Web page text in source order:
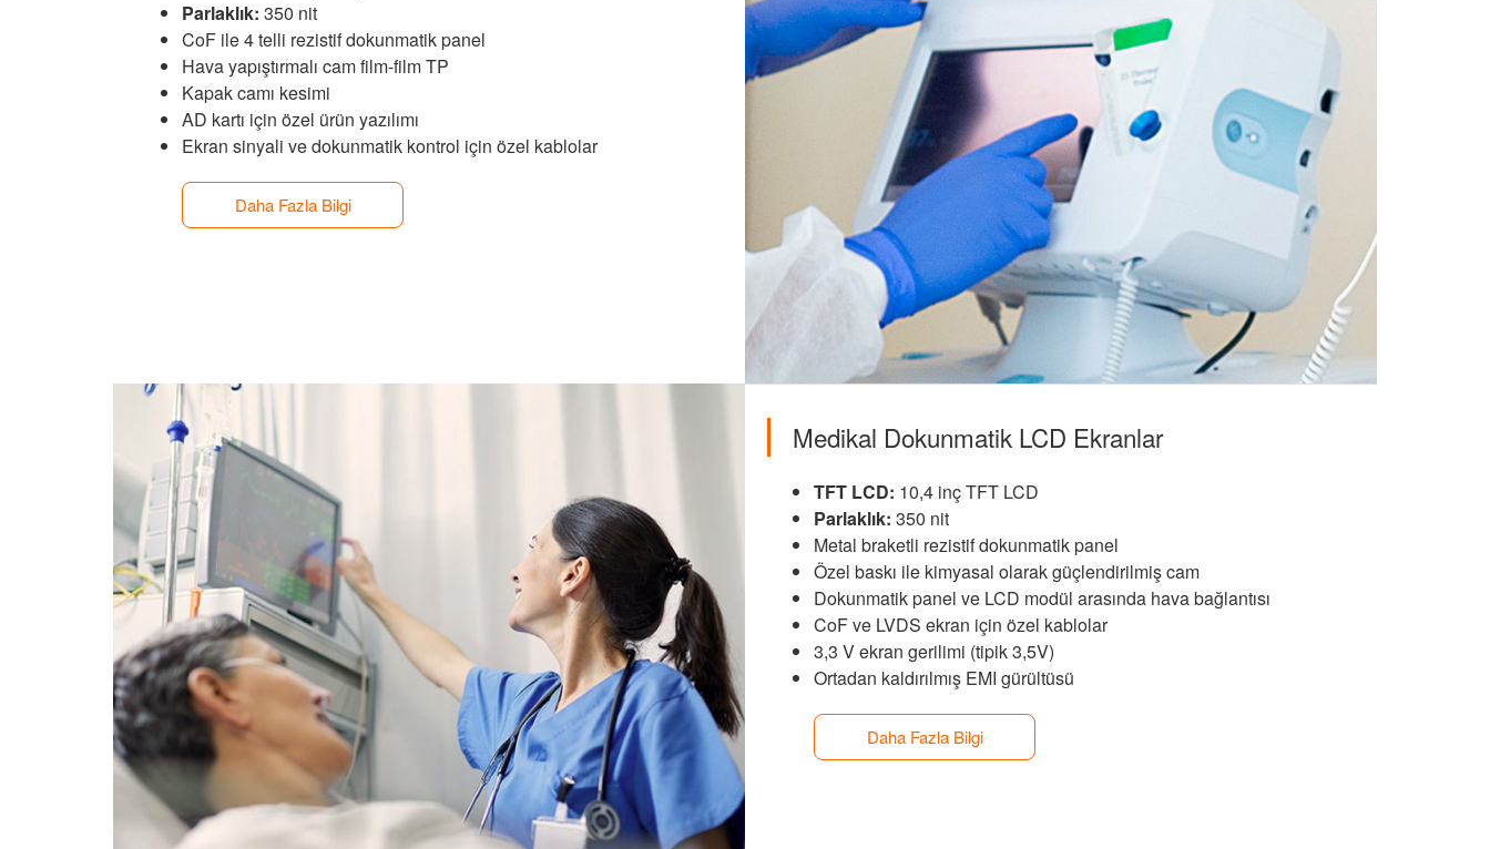
Parlaklık: 350 nit
CoF ile 4 telli rezistif dokunmatik panel
Hava yapıştırmalı cam film-film TP
Kapak camı kesimi
AD kartı için özel ürün yazılımı
Ekran sinyali ve dokunmatik kontrol için özel kablolar
Daha Fazla Bilgi
Medikal Dokunmatik LCD Ekranlar
TFT LCD: 10,4 inç TFT LCD
Parlaklık: 350 nit
Metal braketli rezistif dokunmatik panel
Özel baskı ile kimyasal olarak güçlendirilmiş cam
Dokunmatik panel ve LCD modül arasında hava bağlantısı
CoF ve LVDS ekran için özel kablolar
3,3 V ekran gerilimi (tipik 3,5V)
Ortadan kaldırılmış EMI gürültüsü
Daha Fazla Bilgi